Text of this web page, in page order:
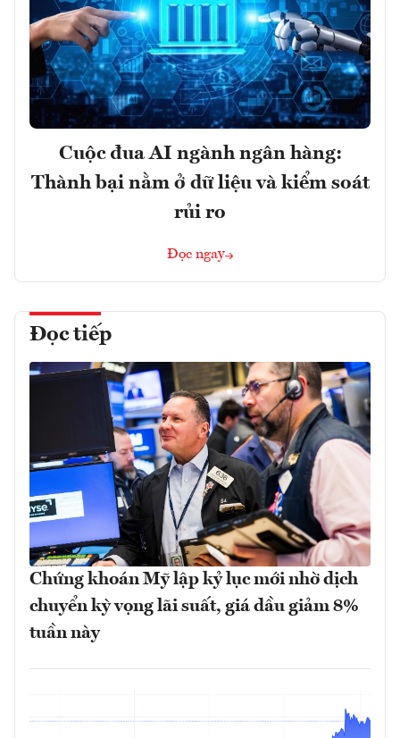
Cuộc đua AI ngành ngân hàng:
Thành bại nằm ở dữ liệu và kiểm soát
rủi ro
Đọc ngay
Đọc tiếp
Chứng khoán Mỹ lập kỷ lục mới nhờ dịch
chuyển kỳ vọng lãi suất, giá dầu giảm 8%
tuần này